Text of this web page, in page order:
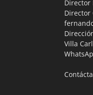
Director
Director
Villa